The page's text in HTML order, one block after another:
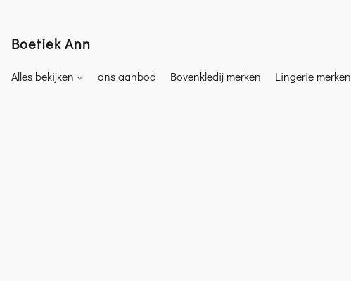
Boetiek Ann
Alles bekijken ons aanbod Bovenkledij merken Lingerie merken